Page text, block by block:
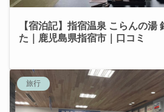
【宿泊記】指宿温泉 こらんの湯
た｜鹿児島県指宿市｜口コミ
旅行